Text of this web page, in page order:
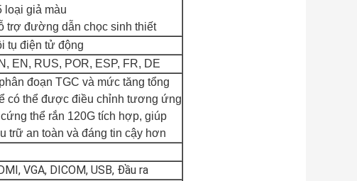
loại giả màu
trợ đường dẫn chọc sinh thiết
tụ điện tử động
EN, RUS, POR, ESP, FR, DE
đoạn TGC và mức tăng tổng
có thể được điều chỉnh tương ứng
thể rắn 120G tích hợp, giúp
trữ an toàn và đáng tin cậy hơn
VGA, DICOM, USB, Đầu ra